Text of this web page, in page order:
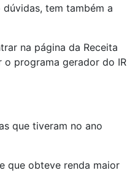
tem também a
na página da Receita
o programa gerador do IR
que tiveram no ano
que obteve renda maior